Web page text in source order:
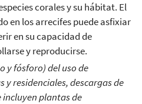
corales y su hábitat. El
en los arrecifes puede asfixiar
en su capacidad de
y reproducirse.
y fósforo) del uso de
residenciales, descargas de
plantas de